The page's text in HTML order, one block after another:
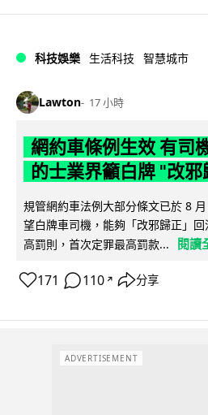
科技娛樂 生活科技 智慧城市
Lawton 17 小時
網約車條例生效 有司
的士業界籲白牌 "改邪
規管網約車法例大部分條文已於 8
望白牌車司機，能夠「改邪歸正」
高罰則，首次定罪最高罰款...
閱讀
171 110 ↗ 分享
ADVERTISEMENT